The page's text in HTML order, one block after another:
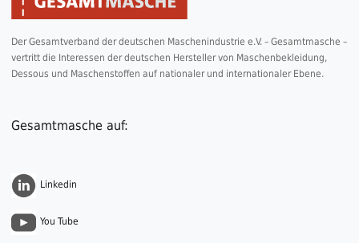
Der Gesamtverband der deutschen Maschenindustrie e.V. – Gesamtmasche –
vertritt die Interessen der deutschen Hersteller von Maschenbekleidung,
Dessous und Maschenstoffen auf nationaler und internationaler Ebene.
Gesamtmasche auf:
Linkedin
You Tube